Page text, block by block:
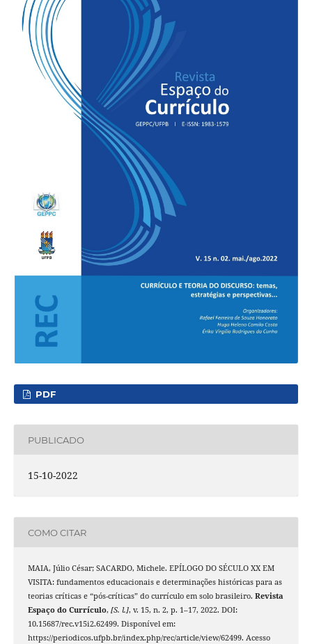
PDF
PUBLICADO
15-10-2022
COMO CITAR
MAIA, Júlio César; SACARDO, Michele. EPÍLOGO DO SÉCULO XX EM
VISITA: fundamentos educacionais e determinações históricas para as
teorias críticas e “pós-críticas” do currículo em solo brasileiro. Revista
Espaço do Currículo, [S. l.], v. 15, n. 2, p. 1–17, 2022. DOI:
10.15687/rec.v15i2.62499. Disponível em:
https://periodicos.ufpb.br/index.php/rec/article/view/62499. Acesso